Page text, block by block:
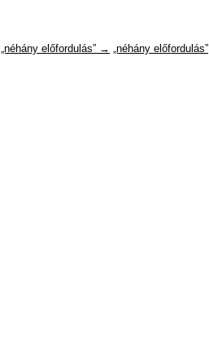
„néhány előfordulás” → „néhány előfordulás”